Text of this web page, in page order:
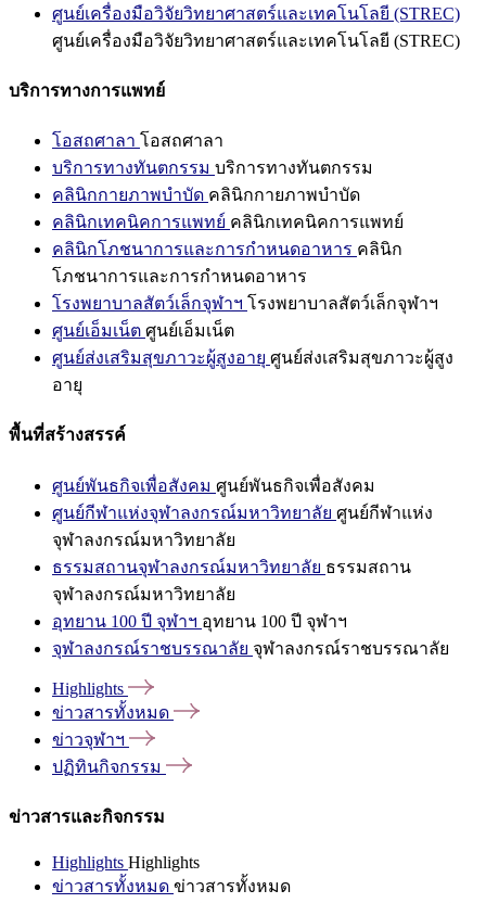
ศูนย์เครื่องมือวิจัยวิทยาศาสตร์และเทคโนโลยี (STREC)
ศูนย์เครื่องมือวิจัยวิทยาศาสตร์และเทคโนโลยี (STREC)
บริการทางการแพทย์
โอสถศาลา โอสถศาลา
บริการทางทันตกรรม บริการทางทันตกรรม
คลินิกกายภาพบำบัด คลินิกกายภาพบำบัด
คลินิกเทคนิคการแพทย์ คลินิกเทคนิคการแพทย์
คลินิกโภชนาการและการกำหนดอาหาร คลินิก
โภชนาการและการกำหนดอาหาร
โรงพยาบาลสัตว์เล็กจุฬาฯ โรงพยาบาลสัตว์เล็กจุฬาฯ
ศูนย์เอ็มเน็ต ศูนย์เอ็มเน็ต
ศูนย์ส่งเสริมสุขภาวะผู้สูงอายุ ศูนย์ส่งเสริมสุขภาวะผู้สูง
อายุ
พื้นที่สร้างสรรค์
ศูนย์พันธกิจเพื่อสังคม ศูนย์พันธกิจเพื่อสังคม
ศูนย์กีฬาแห่งจุฬาลงกรณ์มหาวิทยาลัย ศูนย์กีฬาแห่ง
จุฬาลงกรณ์มหาวิทยาลัย
ธรรมสถานจุฬาลงกรณ์มหาวิทยาลัย ธรรมสถาน
จุฬาลงกรณ์มหาวิทยาลัย
อุทยาน 100 ปี จุฬาฯ อุทยาน 100 ปี จุฬาฯ
จุฬาลงกรณ์ราชบรรณาลัย จุฬาลงกรณ์ราชบรรณาลัย
Highlights
ข่าวสารทั้งหมด
ข่าวจุฬาฯ
ปฏิทินกิจกรรม
ข่าวสารและกิจกรรม
Highlights Highlights
ข่าวสารทั้งหมด ข่าวสารทั้งหมด